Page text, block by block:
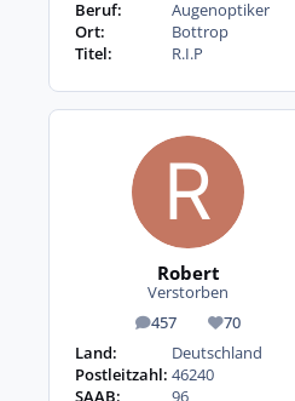
Beruf:
Augenoptiker
Ort:
Bottrop
Titel:
R.I.P
Robert
Verstorben
457
Beiträge 70
Reputation
Land:
Deutschland
Postleitzahl: 46240
SAAB:
96